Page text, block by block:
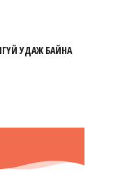
УДАЖ БАЙНА